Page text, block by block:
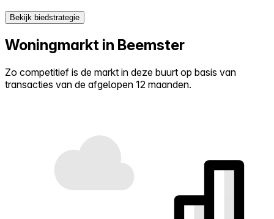
Bekijk biedstrategie
Woningmarkt in Beemster
Zo competitief is de markt in deze buurt op basis van
transacties van de afgelopen 12 maanden.